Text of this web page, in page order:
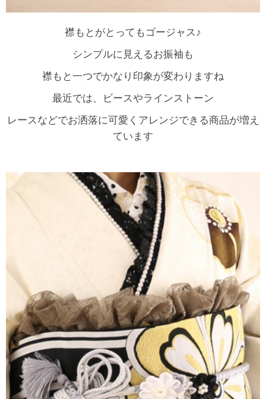
襟もとがとってもゴージャス♪
シンプルに見えるお振袖も
襟もと一つでかなり印象が変わりますね
最近では、ビースやラインストーン
レースなどでお洒落に可愛くアレンジできる商品が増え
ています